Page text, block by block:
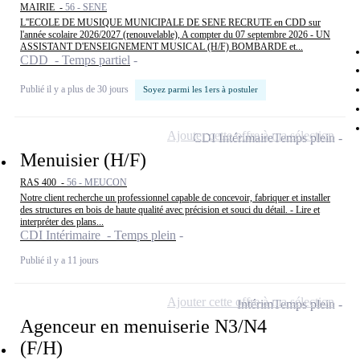
MAIRIE - 56 - SENE
L''ECOLE DE MUSIQUE MUNICIPALE DE SENE RECRUTE en CDD sur
l'année scolaire 2026/2027 (renouvelable), A compter du 07 septembre 2026 - UN
ASSISTANT D'ENSEIGNEMENT MUSICAL (H/F) BOMBARDE et...
CDD - Temps partiel
Publié il y a plus de 30 jours Soyez parmi les 1ers à postuler
Menuisier (H/F)
RAS 400 - 56 - MEUCON
Notre client recherche un professionnel capable de concevoir, fabriquer et installer
des structures en bois de haute qualité avec précision et souci du détail. - Lire et
interpréter des plans...
CDI Intérimaire - Temps plein
Publié il y a 11 jours
CDI IntérimaireTemps plein
Ajouter cette offre à ma sélection
Agenceur en menuiserie N3/N4
(F/H)
IntérimTemps plein
Ajouter cette offre à ma sélection